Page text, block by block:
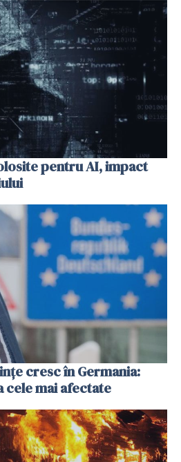
pentru AI, impact
cresc în Germania:
cele mai afectate